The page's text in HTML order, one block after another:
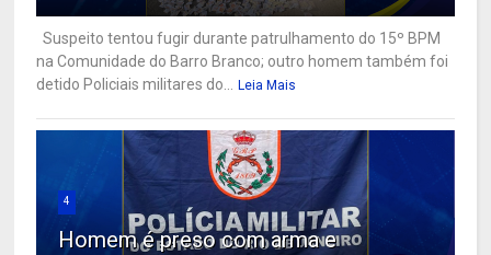
Suspeito tentou fugir durante patrulhamento do 15º BPM
na Comunidade do Barro Branco; outro homem também foi
detido Policiais militares do...
Leia Mais
4
Homem é preso com arma e